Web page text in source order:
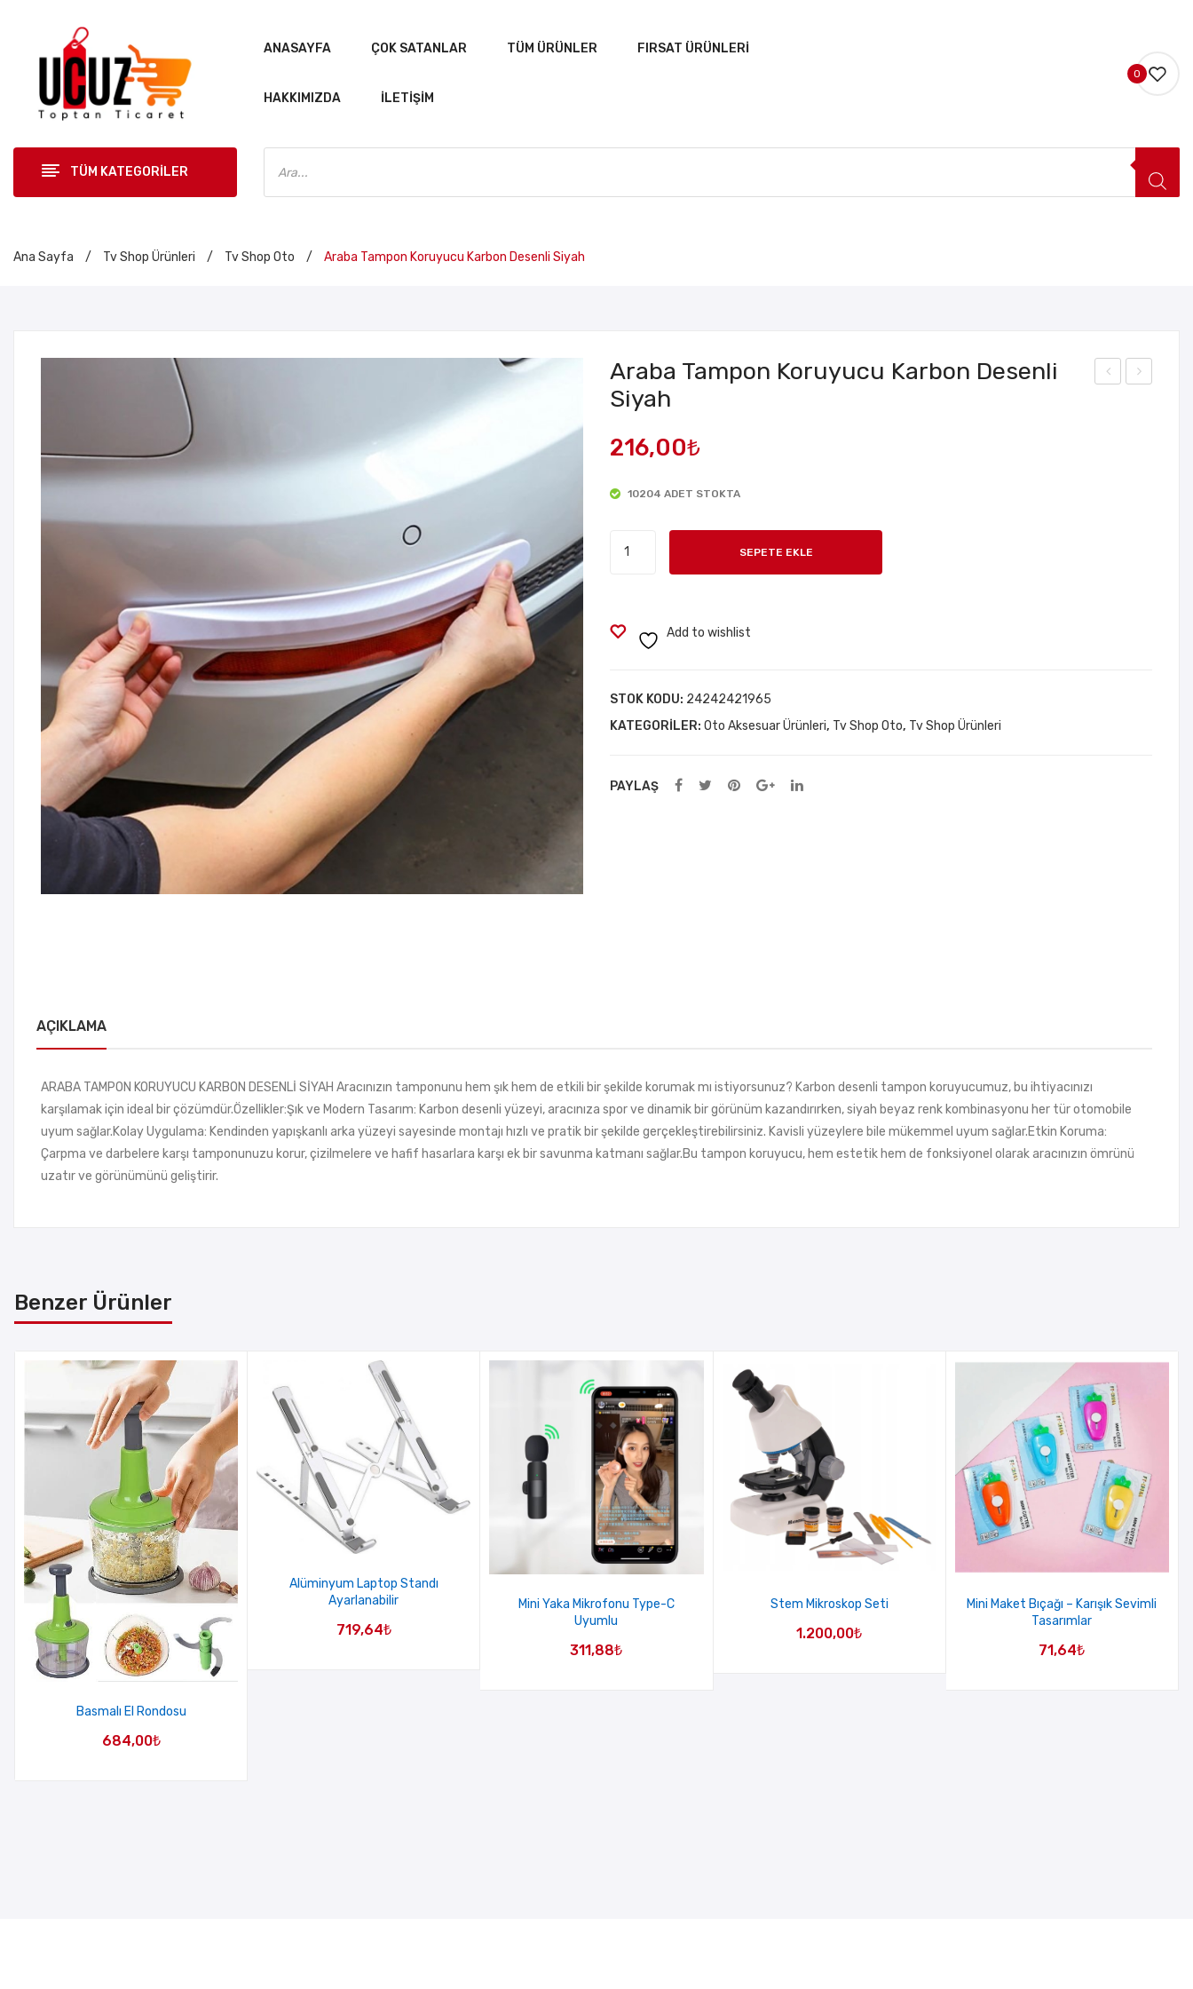
ANASAYFA ÇOK SATANLAR TÜM ÜRÜNLER FIRSAT ÜRÜNLERI
HAKKIMIZDA İLETIŞIM
0
TÜM KATEGORİLER
Products
search
ANASAYFA ÇOK SATANLAR TÜM ÜRÜNLER
Ana Sayfa / Tv Shop Ürünleri / Tv Shop Oto / Araba Tampon Koruyucu Karbon Desenli Siyah
Araba Tampon Koruyucu Karbon Desenli
Siyah
216,00₺
10204 ADET STOKTA
Desenli
SEPETE EKLE
Add to wishlist
STOK KODU: 24242421965
KATEGORILER: Oto Aksesuar Ürünleri, Tv Shop Oto, Tv Shop Ürünleri
PAYLAŞ
AÇIKLAMA
ARABA TAMPON KORUYUCU KARBON DESENLİ SİYAH Aracınızın tamponunu hem şık hem de etkili bir şekilde korumak mı istiyorsunuz? Karbon desenli tampon koruyucumuz, bu ihtiyacınızı
karşılamak için ideal bir çözümdür.Özellikler:Şık ve Modern Tasarım: Karbon desenli yüzeyi, aracınıza spor ve dinamik bir görünüm kazandırırken, siyah beyaz renk kombinasyonu her tür otomobile
uyum sağlar.Kolay Uygulama: Kendinden yapışkanlı arka yüzeyi sayesinde montajı hızlı ve pratik bir şekilde gerçekleştirebilirsiniz. Kavisli yüzeylere bile mükemmel uyum sağlar.Etkin Koruma:
Çarpma ve darbelere karşı tamponunuzu korur, çizilmelere ve hafif hasarlara karşı ek bir savunma katmanı sağlar.Bu tampon koruyucu, hem estetik hem de fonksiyonel olarak aracınızın ömrünü
uzatır ve görünümünü geliştirir.
Benzer Ürünler
Basmalı El Rondosu
684,00₺
Alüminyum Laptop Standı
Ayarlanabilir
719,64₺
Mini Yaka Mikrofonu Type-C
Uyumlu
311,88₺
Stem Mikroskop Seti
1.200,00₺
Mini Maket Bıçağı – Karışık Sevimli
Tasarımlar
71,64₺